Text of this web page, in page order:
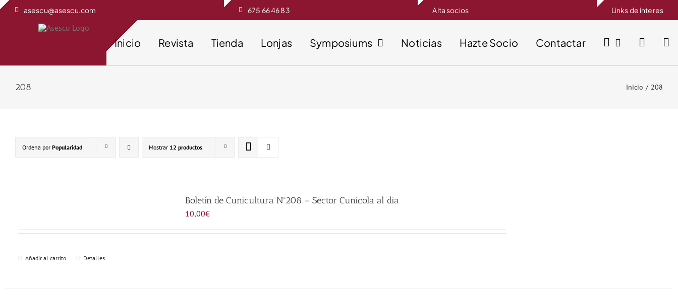
Saltar
asescu@asescu.com 675 66 46 83 Alta socios Links de interes
Inicio Revista Tienda Lonjas Symposiums Noticias Hazte Socio Contactar
208 Inicio 208
Ordena por Popularidad Mostrar 12 productos
Boletín de Cunicultura Nº208 – Sector Cunicola al dia
10,00€
Añadir al carrito Detalles